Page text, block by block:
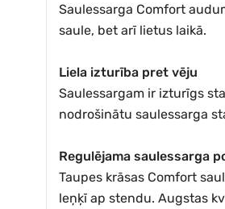
Saulessarga Comfort
saule, bet arī lietus laikā.
Liela izturība pret vēju
Saulessargam ir izturīgs
nodrošinātu saulessarga
Regulējama saulessarga
Taupes krāsas Comfort
leņķī ap stendu. Augstas